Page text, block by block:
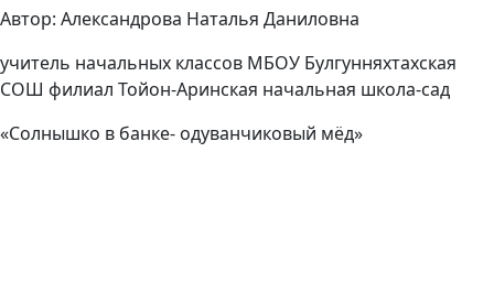
Автор: Александрова Наталья Даниловна
учитель начальных классов МБОУ Булгунняхтахская
СОШ филиал Тойон-Аринская начальная школа-сад
«Солнышко в банке- одуванчиковый мёд»